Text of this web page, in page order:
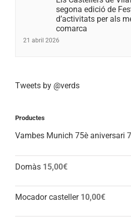
segona edició de
d’activitats per als
comarca
21 abril 2026
Tweets by @verds
Productes
Vambes Munich 75è aniversari
Domàs 15,00€
Mocador casteller 10,00€